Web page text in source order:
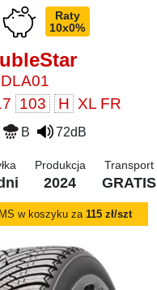
Raty
10x0%
DLA01
103 H XL FR
B 72dB
Produkcja
2024
Transport
GRATIS
w koszyku za 115 zł/szt